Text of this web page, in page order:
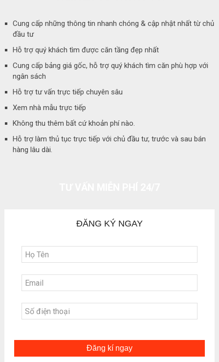
Cung cấp những thông tin nhanh chóng & cập nhật nhất từ chủ
đầu tư
Hỗ trợ quý khách tìm được căn tầng đẹp nhất
Cung cấp bảng giá gốc, hỗ trợ quý khách tìm căn phù hợp với
ngân sách
Hỗ trợ tư vấn trực tiếp chuyên sâu
Xem nhà mẫu trực tiếp
Không thu thêm bất cứ khoản phí nào.
Hỗ trợ làm thủ tục trực tiếp với chủ đầu tư, trước và sau bán
hàng lâu dài.
ĐĂNG KÝ NGAY
Đăng kí ngay